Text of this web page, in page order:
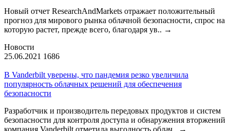
Новый отчет ResearchAndMarkets отражает положительный
прогноз для мирового рынка облачной безопасности, спрос на
которую растет, прежде всего, благодаря ув.. →
Новости
25.06.2021 1686
В Vanderbilt уверены, что пандемия резко увеличила
популярность облачных решений для обеспечения
безопасности
Разработчик и производитель передовых продуктов и систем
безопасности для контроля доступа и обнаружения вторжений
компания Vanderbilt отметила выгодность облач..
→